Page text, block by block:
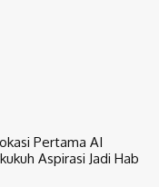
Pertama AI
Aspirasi Jadi Hab